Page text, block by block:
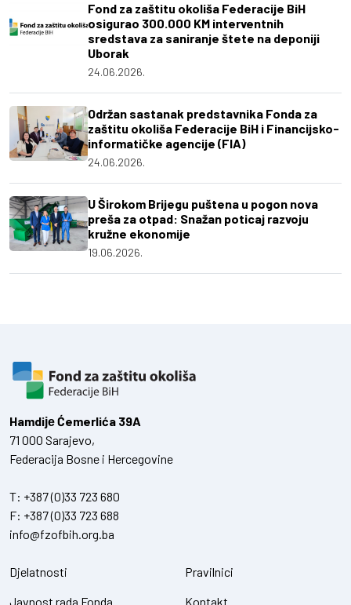
Fond za zaštitu okoliša Federacije BiH
osigurao 300.000 KM interventnih
sredstava za saniranje štete na deponiji
Uborak
24.06.2026.
Održan sastanak predstavnika Fonda za
zaštitu okoliša Federacije BiH i Financijsko-
informatičke agencije (FIA)
24.06.2026.
U Širokom Brijegu puštena u pogon nova
preša za otpad: Snažan poticaj razvoju
kružne ekonomije
19.06.2026.
Hamdiје Ćemerlića 39A
71 000 Sarajevo,
Federacija Bosne i Hercegovine
T: +387 (0)33 723 680
F: +387 (0)33 723 688
info@fzofbih.org.ba
Djelatnosti
Javnost rada Fonda
Pravilnici
Kontakt